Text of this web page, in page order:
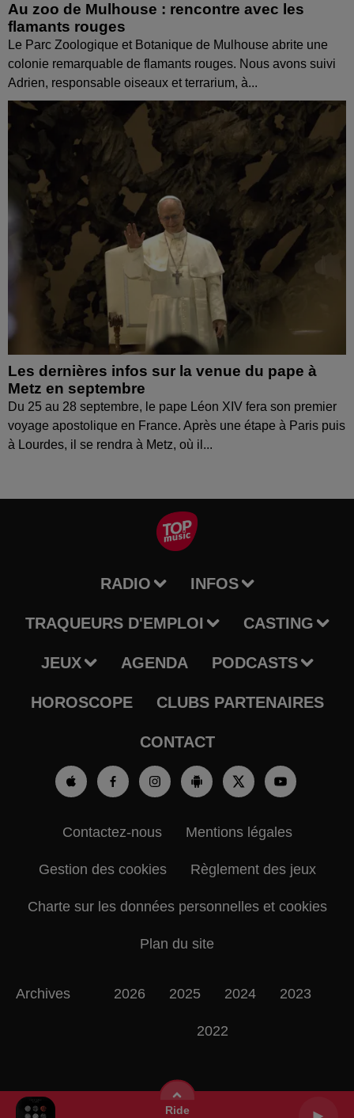
Ride
Au zoo de Mulhouse : rencontre avec les
flamants rouges
Le Parc Zoologique et Botanique de Mulhouse abrite une
colonie remarquable de flamants rouges. Nous avons suivi
Adrien, responsable oiseaux et terrarium, à...
Les dernières infos sur la venue du pape à
Metz en septembre
Du 25 au 28 septembre, le pape Léon XIV fera son premier
voyage apostolique en France. Après une étape à Paris puis
à Lourdes, il se rendra à Metz, où il...
RADIO INFOS
TRAQUEURS D'EMPLOI CASTING
JEUX AGENDA PODCASTS
HOROSCOPE CLUBS PARTENAIRES
CONTACT
Contactez-nous Mentions légales
Gestion des cookies Règlement des jeux
Charte sur les données personnelles et cookies
Plan du site
Archives 2026 2025 2024 2023
2022